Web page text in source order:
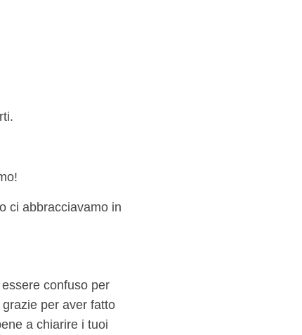
ci abbracciavamo in
confuso per
per aver fatto
a chiarire i tuoi